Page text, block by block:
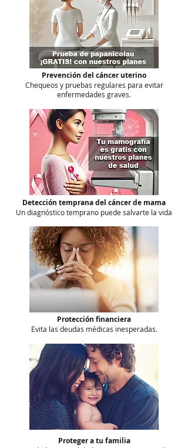
Prevención del cáncer uterino
Chequeos y pruebas regulares para evitar
enfermedades graves.
Detección temprana del cáncer de mama
Un diagnóstico temprano puede salvarte la vida
Protección financiera
Evita las deudas médicas inesperadas.
Proteger a tu familia